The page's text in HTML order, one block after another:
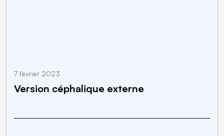
7 février 2023
Version céphalique externe